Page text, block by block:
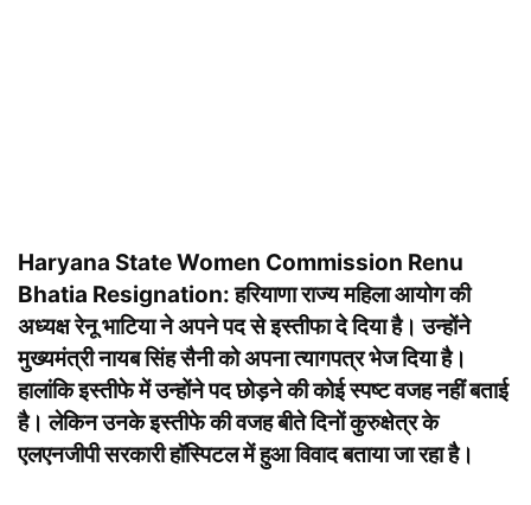
Haryana State Women Commission Renu
Bhatia Resignation:हरियाणा राज्य महिला आयोग की
अध्यक्ष रेनू भाटिया ने अपने पद से इस्तीफा दे दिया है। उन्होंने
मुख्यमंत्री नायब सिंह सैनी को अपना त्यागपत्र भेज दिया है।
हालांकि इस्तीफे में उन्होंने पद छोड़ने की कोई स्पष्ट वजह नहीं बताई
है। लेकिन उनके इस्तीफे की वजह बीते दिनों कुरुक्षेत्र के
एलएनजीपी सरकारी हॉस्पिटल में हुआ विवाद बताया जा रहा है।